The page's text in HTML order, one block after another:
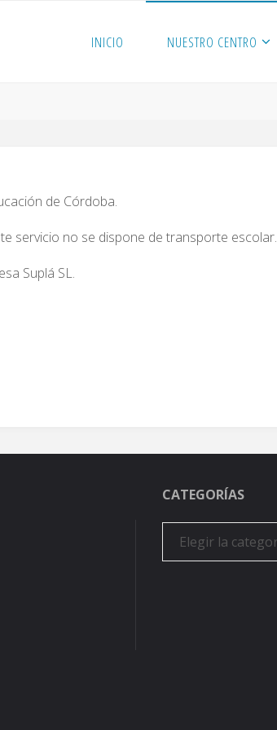
INICIO NUESTRO CENTRO
de Córdoba.
servicio no se dispone de transporte escolar.
Suplá SL.
CATEGORÍAS
Categorías